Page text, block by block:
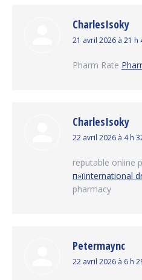
CharlesIsoky
dit
21 avril 2026 à 21 h
Pharm Rate
CharlesIsoky
dit
22 avril 2026 à 4 h
reputable online
п»їinternational
pharmacy
Petermaync
dit
22 avril 2026 à 6 h